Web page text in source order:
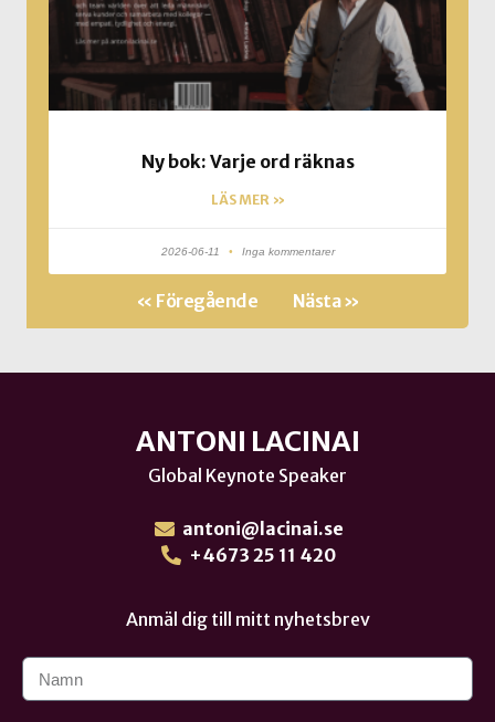
Ny bok: Varje ord räknas
LÄS MER »
2026-06-11 Inga kommentarer
« Föregående Nästa »
ANTONI LACINAI
Global Keynote Speaker
antoni@lacinai.se
+4673 25 11 420
Anmäl dig till mitt nyhetsbrev